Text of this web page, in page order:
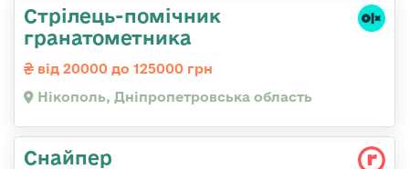
Стрілець-помічник
гранатометника
від 20000 до 125000 грн
Нікополь, Дніпропетровська область
Снайпер